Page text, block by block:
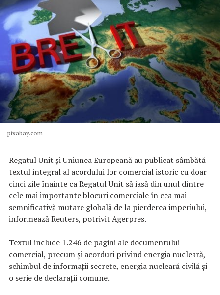
pixabay.com
Regatul Unit şi Uniunea Europeană au publicat sâmbătă
textul integral al acordului lor comercial istoric cu doar
cinci zile înainte ca Regatul Unit să iasă din unul dintre
cele mai importante blocuri comerciale în cea mai
semnificativă mutare globală de la pierderea imperiului,
informează Reuters, potrivit Agerpres.
Textul include 1.246 de pagini ale documentului
comercial, precum şi acorduri privind energia nucleară,
schimbul de informaţii secrete, energia nucleară civilă şi
o serie de declaraţii comune.